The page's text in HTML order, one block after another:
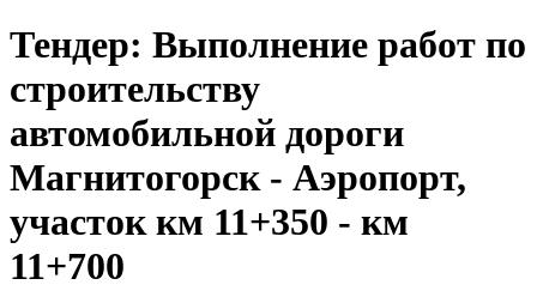
Тендер: Выполнение работ по
строительству
автомобильной дороги
Магнитогорск - Аэропорт,
участок км 11+350 - км
11+700